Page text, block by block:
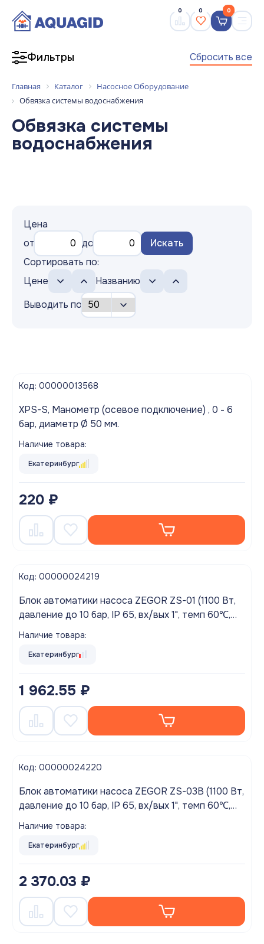
0 0 0
Фильтры Сбросить все
Главная Каталог
Насосное Оборудование
Обвязка системы водоснабжения
Обвязка системы
водоснабжения
Цена
от
до
Искать
Сортировать по:
Цене
Названию
Выводить по
Код: 00000013568
XPS-S, Манометр (осевое подключение) , 0 - 6
бар, диаметр Ø 50 мм.
Наличие товара:
Екатеринбург
220 ₽
Код: 00000024219
Блок автоматики насоса ZEGOR ZS-01 (1100 Вт,
давление до 10 бар, IP 65, вх/вых 1", темп 60℃,
кабель с евро вилкой и розеткой в комплекте)
Наличие товара:
Екатеринбург
1 962.55 ₽
Код: 00000024220
Блок автоматики насоса ZEGOR ZS-03B (1100 Вт,
давление до 10 бар, IP 65, вх/вых 1", темп 60℃,
кабель с евро вилкой и розеткой в комплекте)
Наличие товара:
Екатеринбург
2 370.03 ₽